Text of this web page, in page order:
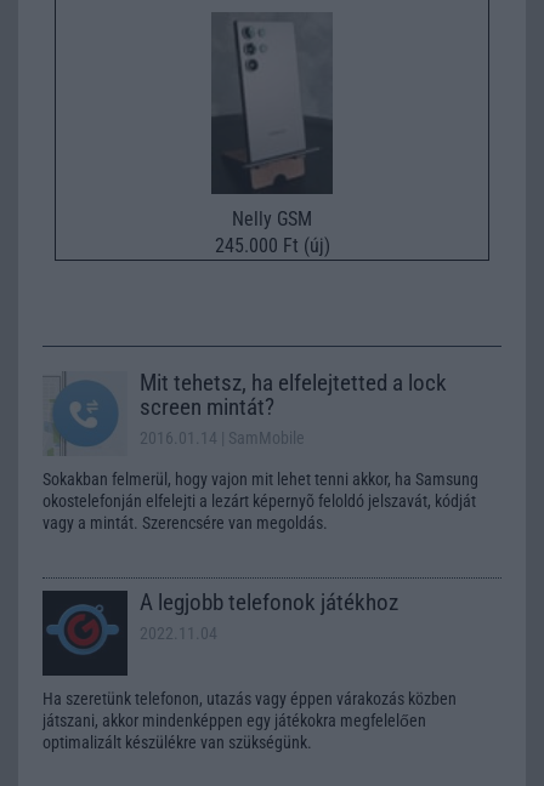
Nelly GSM
245.000 Ft (új)
Mit tehetsz, ha elfelejtetted a lock
screen mintát?
2016.01.14 | SamMobile
Sokakban felmerül, hogy vajon mit lehet tenni akkor, ha Samsung
okostelefonján elfelejti a lezárt képernyõ feloldó jelszavát, kódját
vagy a mintát. Szerencsére van megoldás.
A legjobb telefonok játékhoz
2022.11.04
Ha szeretünk telefonon, utazás vagy éppen várakozás közben
játszani, akkor mindenképpen egy játékokra megfelelően
optimalizált készülékre van szükségünk.